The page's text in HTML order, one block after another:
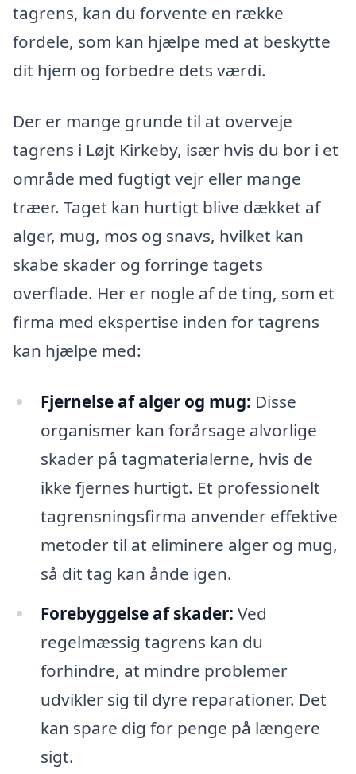
tagrens, kan du forvente en række
fordele, som kan hjælpe med at beskytte
dit hjem og forbedre dets værdi.
Der er mange grunde til at overveje
tagrens i Løjt Kirkeby, især hvis du bor i et
område med fugtigt vejr eller mange
træer. Taget kan hurtigt blive dækket af
alger, mug, mos og snavs, hvilket kan
skabe skader og forringe tagets
overflade. Her er nogle af de ting, som et
firma med ekspertise inden for tagrens
kan hjælpe med:
Fjernelse af alger og mug: Disse
organismer kan forårsage alvorlige
skader på tagmaterialerne, hvis de
ikke fjernes hurtigt. Et professionelt
tagrensningsfirma anvender effektive
metoder til at eliminere alger og mug,
så dit tag kan ånde igen.
Forebyggelse af skader: Ved
regelmæssig tagrens kan du
forhindre, at mindre problemer
udvikler sig til dyre reparationer. Det
kan spare dig for penge på længere
sigt.